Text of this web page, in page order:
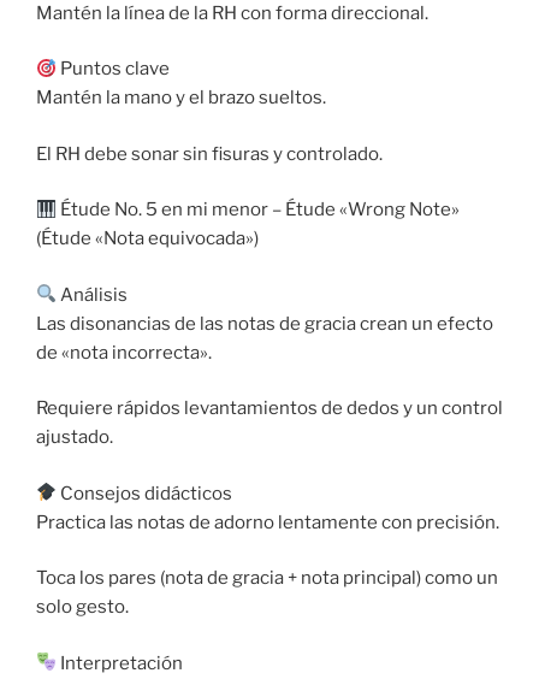
Mantén la línea de la RH con forma direccional.
Puntos clave
Mantén la mano y el brazo sueltos.
El RH debe sonar sin fisuras y controlado.
Étude No. 5 en mi menor – Étude «Wrong Note»
(Étude «Nota equivocada»)
Análisis
Las disonancias de las notas de gracia crean un efecto
de «nota incorrecta».
Requiere rápidos levantamientos de dedos y un control
ajustado.
Consejos didácticos
Practica las notas de adorno lentamente con precisión.
Toca los pares (nota de gracia + nota principal) como un
solo gesto.
Interpretación